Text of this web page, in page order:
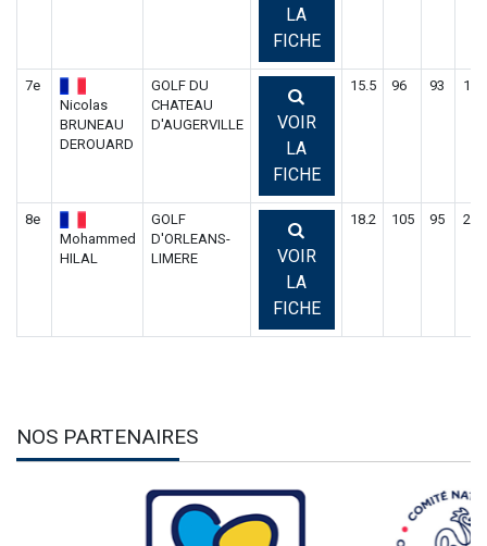
LA
FICHE
7e
Nicolas
BRUNEAU
DEROUARD
GOLF DU
CHATEAU
D'AUGERVILLE
VOIR
LA
FICHE
15.5 96 93 189
8e
Mohammed
HILAL
GOLF
D'ORLEANS-
LIMERE
VOIR
LA
FICHE
18.2 105 95 200
NOS PARTENAIRES